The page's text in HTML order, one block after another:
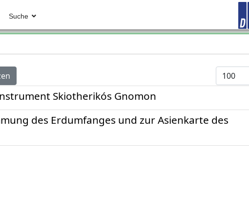
Suche
Anzeige #
Skiotherikós Gnomon
des Erdumfanges und zur Asienkarte des